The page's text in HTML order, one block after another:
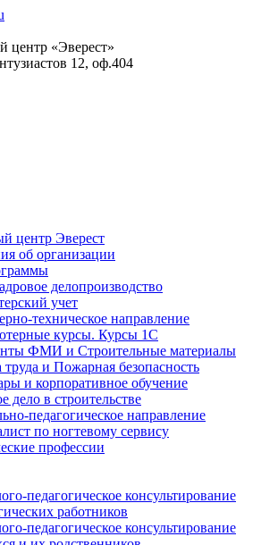
«Эверест»
12, оф.404
центр Эверест
об организации
делопроизводство
учет
техническое направление
курсы. Курсы 1С
ФМИ и Строительные материалы
и Пожарная безопасность
и корпоративное обучение
дело в строительстве
педагогическое направление
по ногтевому сервису
профессии
педагогическое консультирование
работников
педагогическое консультирование